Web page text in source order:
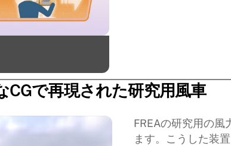
CGで再現された研究用風車
FREAの研究用の風
ます。こうした装